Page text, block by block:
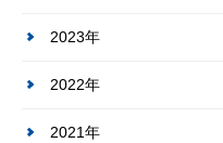
2023年
2022年
2021年